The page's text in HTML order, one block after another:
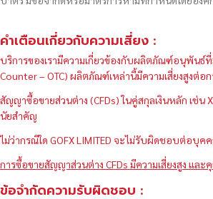
คำเตือนเกี่ยวกับความเสี่ยง :
บริการของเรามีความเกี่ยวข้องกับผลิตภัณฑ์อนุพันธ์
Counter – OTC) ผลิตภัณฑ์เหล่านี้มีความเสี่ยงสูงต่อ
สัญญาซื้อขายส่วนต่าง (CFDs) ในคู่สกุลเงินหลัก เช่น
นัยสำคัญ
ไม่ว่ากรณีใด GOFX LIMITED จะไม่รับผิดชอบต่อบุ
การซื้อขายสัญญาส่วนต่าง CFDs มีความเสี่ยงสูง แล
ข้อจำกัดความรับผิดชอบ :